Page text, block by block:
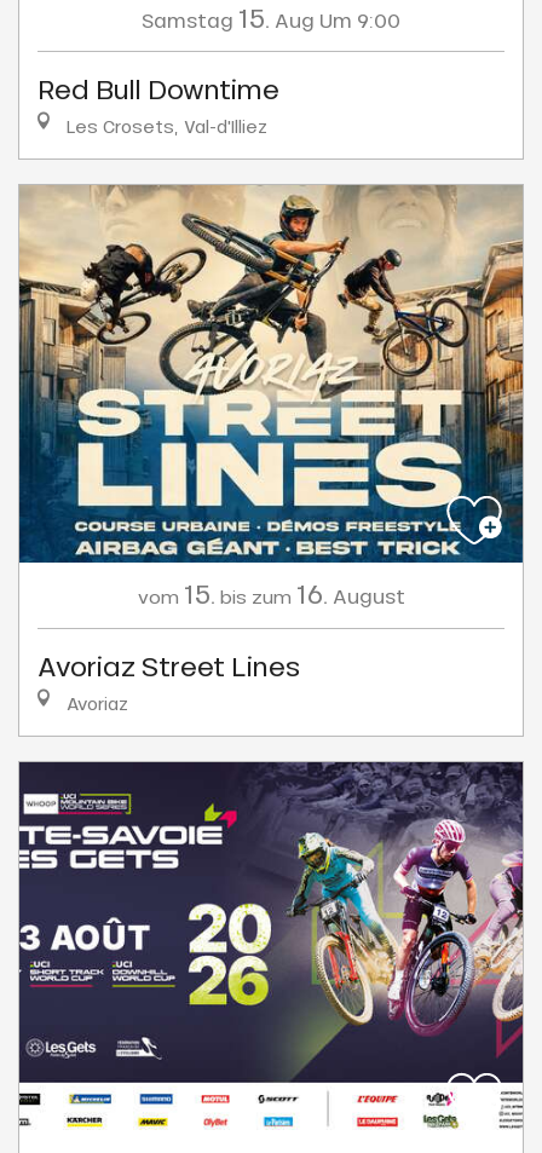
Samstag 15. Aug Um 9:00
Red Bull Downtime
Les Crosets, Val-d'Illiez
vom 15. bis zum 16. August
Avoriaz Street Lines
Avoriaz